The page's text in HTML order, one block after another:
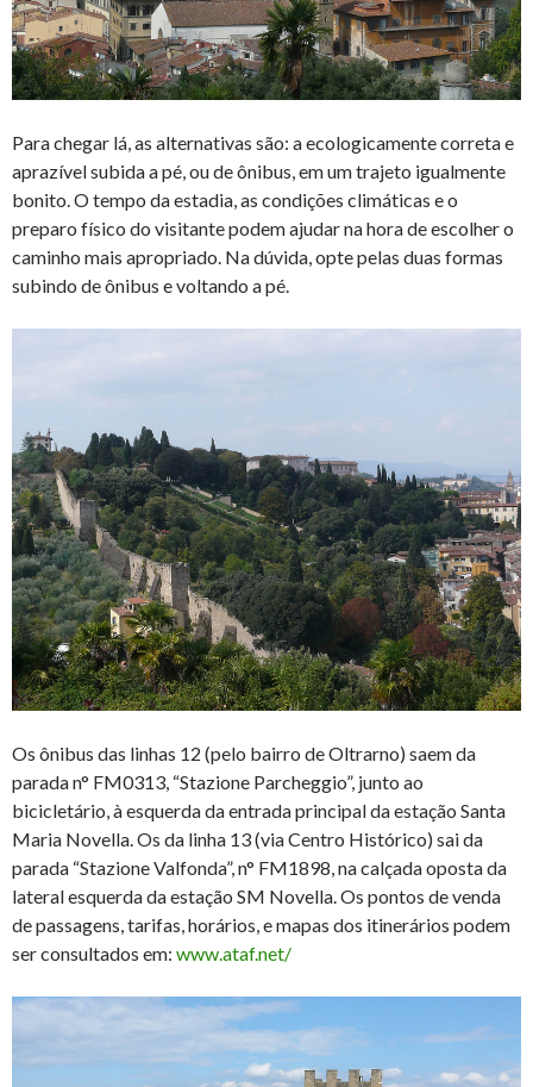
Para chegar lá, as alternativas são: a ecologicamente correta e
aprazível subida a pé, ou de ônibus, em um trajeto igualmente
bonito. O tempo da estadia, as condições climáticas e o
preparo físico do visitante podem ajudar na hora de escolher o
caminho mais apropriado. Na dúvida, opte pelas duas formas
subindo de ônibus e voltando a pé.
Os ônibus das linhas 12 (pelo bairro de Oltrarno) saem da
parada n° FM0313, “Stazione Parcheggio”, junto ao
bicicletário, à esquerda da entrada principal da estação Santa
Maria Novella. Os da linha 13 (via Centro Histórico) sai da
parada “Stazione Valfonda”, n° FM1898, na calçada oposta da
lateral esquerda da estação SM Novella. Os pontos de venda
de passagens, tarifas, horários, e mapas dos itinerários podem
ser consultados em: www.ataf.net/